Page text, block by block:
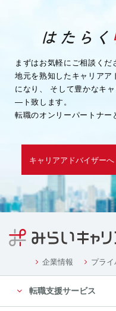
まずはお気軽にご相談くだ
地元を熟知したキャリアア
になり、
そして豊かなキ
―ト致します。
転職のオンリーパートナー
キャリアアドバイザーへ
企業情報 プラ
転職支援サービス